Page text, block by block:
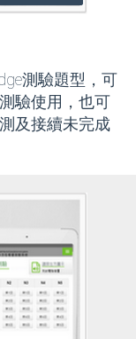
測驗題型，可
驗使用，也可
及接續未完成